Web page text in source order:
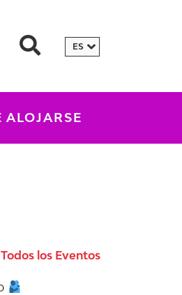
ALOJARSE
los Eventos